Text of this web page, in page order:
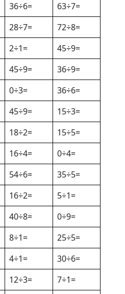
36÷6=
63÷7=
28÷7=
72÷8=
2÷1=
45÷9=
45÷9=
36÷9=
0÷3=
36÷6=
45÷9=
15÷3=
18÷2=
15÷5=
16÷4=
0÷4=
54÷6=
35÷5=
16÷2=
5÷1=
40÷8=
0÷9=
8÷1=
25÷5=
4÷1=
30÷6=
12÷3=
7÷1=